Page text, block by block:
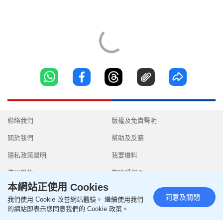
聯絡我們
關於我們
隱私政策聲明
使用條款
版權及免責聲明
幫助及反饋
我要爆料
無障礙網頁
Copyright © 2026 SingTao Ltd.All rights reserved.
本網站正使用 Cookies
我們使用 Cookie 改善網站體驗。 繼續使用我們
的網站即表示您同意我們的 Cookie 政策。
同意及關閉